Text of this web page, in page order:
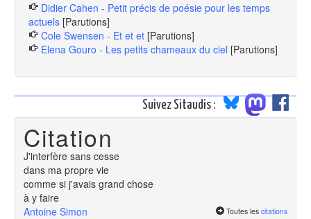
Didier Cahen - Petit précis de poésie pour les temps
actuels [Parutions]
Cole Swensen - Et et et [Parutions]
Elena Gouro - Les petits chameaux du ciel [Parutions]
Suivez Sitaudis :
Citation
J'interfère sans cesse
dans ma propre vie
comme si j'avais grand chose
à y faire
Antoine Simon
Toutes les citations